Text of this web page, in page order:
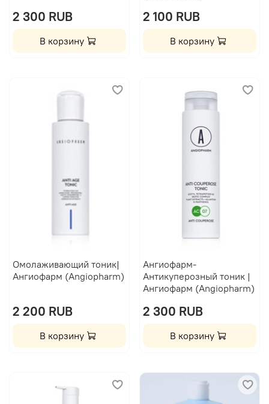
2 300 RUB
В корзину
2 100 RUB
В корзину
Омолаживающий тоник|
Ангиофарм (Angiopharm)
2 200 RUB
В корзину
Ангиофарм-
Антикуперозный тоник |
Ангиофарм (Angiopharm)
2 300 RUB
В корзину